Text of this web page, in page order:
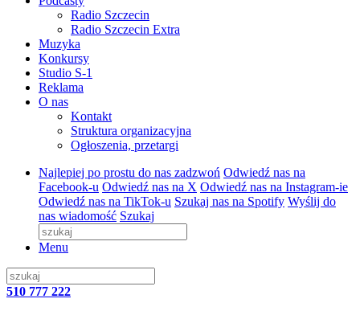
Radio Szczecin
Radio Szczecin Extra
Muzyka
Konkursy
Studio S-1
Reklama
O nas
Kontakt
Struktura organizacyjna
Ogłoszenia, przetargi
Najlepiej po prostu do nas zadzwoń Odwiedź nas na
Facebook-u Odwiedź nas na X Odwiedź nas na Instagram-ie
Odwiedź nas na TikTok-u Szukaj nas na Spotify Wyślij do
nas wiadomość Szukaj
Menu
510 777 222